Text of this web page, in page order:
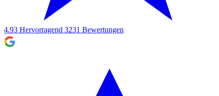
4.93 Hervorragend 3231 Bewertungen